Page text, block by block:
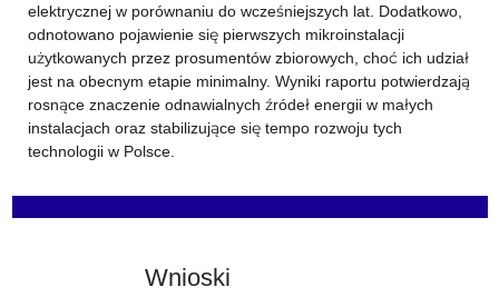
elektrycznej w porównaniu do wcześniejszych lat. Dodatkowo,
odnotowano pojawienie się pierwszych mikroinstalacji
użytkowanych przez prosumentów zbiorowych, choć ich udział
jest na obecnym etapie minimalny. Wyniki raportu potwierdzają
rosnące znaczenie odnawialnych źródeł energii w małych
instalacjach oraz stabilizujące się tempo rozwoju tych
technologii w Polsce.
Wnioski